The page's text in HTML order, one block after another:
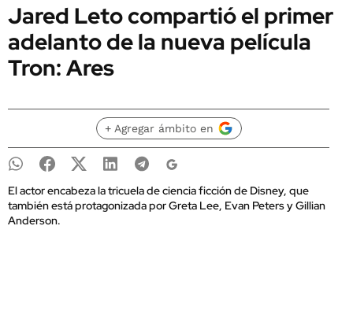
Jared Leto compartió el primer
adelanto de la nueva película
Tron: Ares
+ Agregar ámbito en
El actor encabeza la tricuela de ciencia ficción de Disney, que
también está protagonizada por Greta Lee, Evan Peters y Gillian
Anderson.